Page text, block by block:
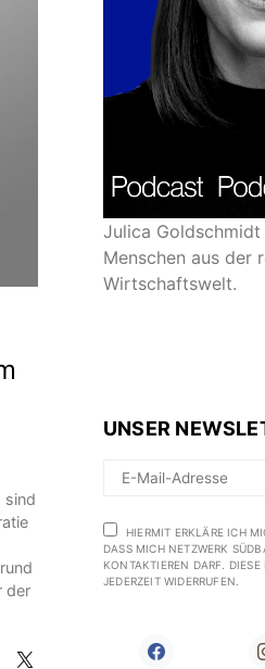
sind
der
Julica
Menschen aus der
Wirtschaftswelt.
UNSER
HIERMIT ERKLÄRE ICH
DASS MICH NETZWERK
KONTAKTIEREN DARF.
JEDERZEIT WIDERRUFEN.